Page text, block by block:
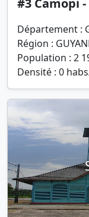
Département :
Région :
Population : 2
Densité : 0